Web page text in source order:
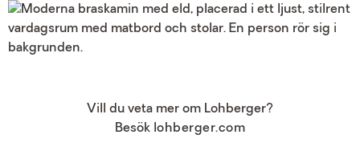
Vill du veta mer om Lohberger?
Besök lohberger.com